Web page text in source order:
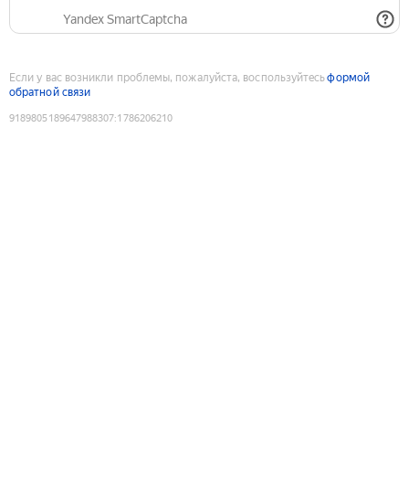
Yandex SmartCaptcha
Если у вас возникли проблемы, пожалуйста, воспользуйтесьформой
обратной связи
9189805189647988307:1786206210